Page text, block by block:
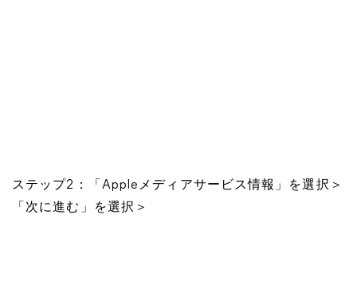
ステップ2：「Appleメディアサービス情報」を選択＞
「次に進む」を選択＞